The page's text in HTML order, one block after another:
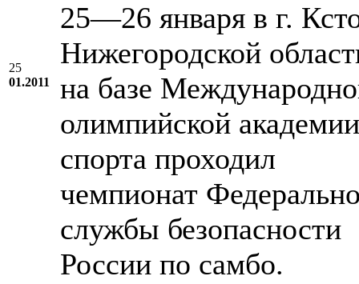
25
01.2011
25—26 января в г.
Нижегородской
на базе
олимпийской академии
спорта проходил
чемпионат
службы безопасности
России по самбо.